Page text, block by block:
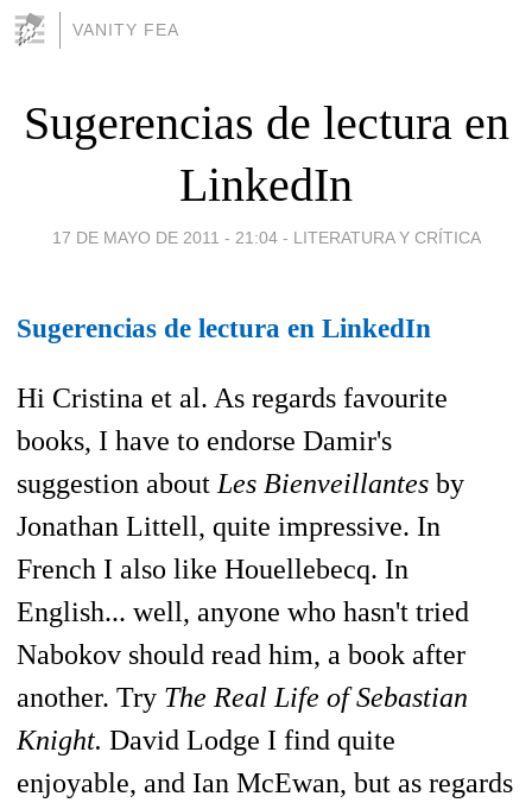
VANITY FEA
Sugerencias de lectura en
LinkedIn
17 DE MAYO DE 2011 - 21:04 - LITERATURA Y CRÍTICA
Sugerencias de lectura en LinkedIn
Hi Cristina et al. As regards favourite
books, I have to endorse Damir's
suggestion about Les Bienveillantes by
Jonathan Littell, quite impressive. In
French I also like Houellebecq. In
English... well, anyone who hasn't tried
Nabokov should read him, a book after
another. Try The Real Life of Sebastian
Knight. David Lodge I find quite
enjoyable, and Ian McEwan, but as regards